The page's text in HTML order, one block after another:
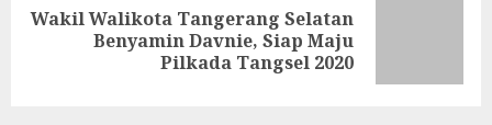
Next
Wakil Walikota Tangerang Selatan
Benyamin Davnie, Siap Maju
Pilkada Tangsel 2020